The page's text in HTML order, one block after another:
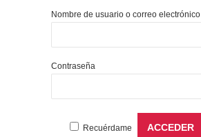
Nombre de usuario o correo electrónico
Contraseña
Recuérdame